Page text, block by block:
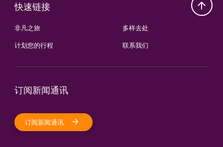
快速链接
非凡之旅
计划您的行程
多样去处
联系我们
订阅新闻通讯
订阅新闻通讯